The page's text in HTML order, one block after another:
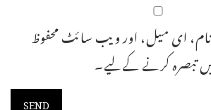
نام، ای میل، اور ویب سائٹ محفوظ
تبصرہ کرنے کےلیے۔